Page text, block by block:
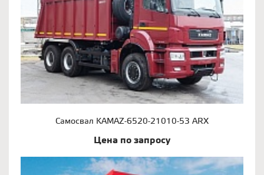
Самосвал KAMAZ-6520-21010-53 ARX
Цена по запросу